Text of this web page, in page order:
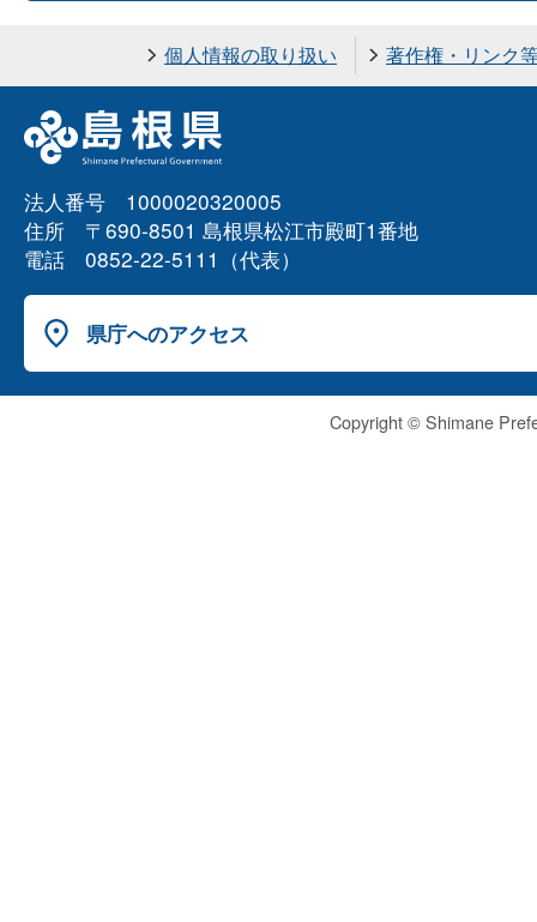
個人情報の取り扱い 著作権・リンク
法人番号 1000020320005
住所 〒690-8501 島根県松江市殿町1番地
電話 0852-22-5111（代表）
県庁へのアクセス
Copyright © Shimane